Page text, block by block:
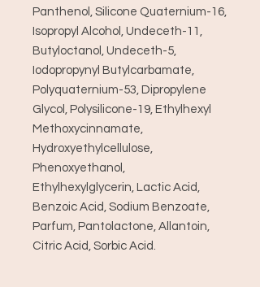
Panthenol, Silicone Quaternium-16,
Isopropyl Alcohol, Undeceth-11,
Butyloctanol, Undeceth-5,
Iodopropynyl Butylcarbamate,
Polyquaternium-53, Dipropylene
Glycol, Polysilicone-19, Ethylhexyl
Methoxycinnamate,
Hydroxyethylcellulose,
Phenoxyethanol,
Ethylhexylglycerin, Lactic Acid,
Benzoic Acid, Sodium Benzoate,
Parfum, Pantolactone, Allantoin,
Citric Acid, Sorbic Acid.